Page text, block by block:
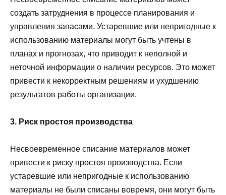
создать затруднения в процессе планирования и
управления запасами. Устаревшие или непригодные к
использованию материалы могут быть учтены в
планах и прогнозах, что приводит к неполной и
неточной информации о наличии ресурсов. Это может
привести к некорректным решениям и ухудшению
результатов работы организации.
3. Риск простоя производства
Несвоевременное списание материалов может
привести к риску простоя производства. Если
устаревшие или непригодные к использованию
материалы не были списаны вовремя, они могут быть